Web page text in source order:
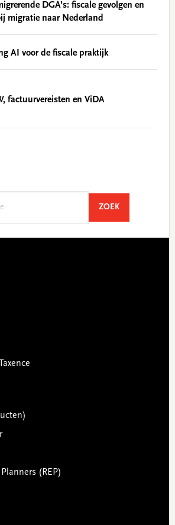
DGA’s: fiscale gevolgen en
migratie naar Nederland
AI voor de fiscale praktijk
factuurvereisten en ViDA
ZOEKSEARCH
(REP)